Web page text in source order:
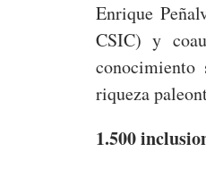
Enrique
CSIC) y
riqueza
1.500